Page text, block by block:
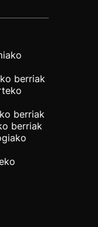
berriak
berriak
berriak